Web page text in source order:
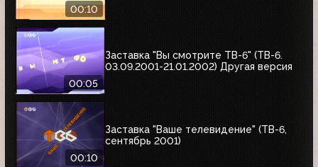
00:10
00:05
Заставка "Вы смотрите ТВ-6" (ТВ-6.
03.09.2001-21.01.2002) Другая версия
00:10
Заставка "Ваше телевидение" (ТВ-6,
сентябрь 2001)